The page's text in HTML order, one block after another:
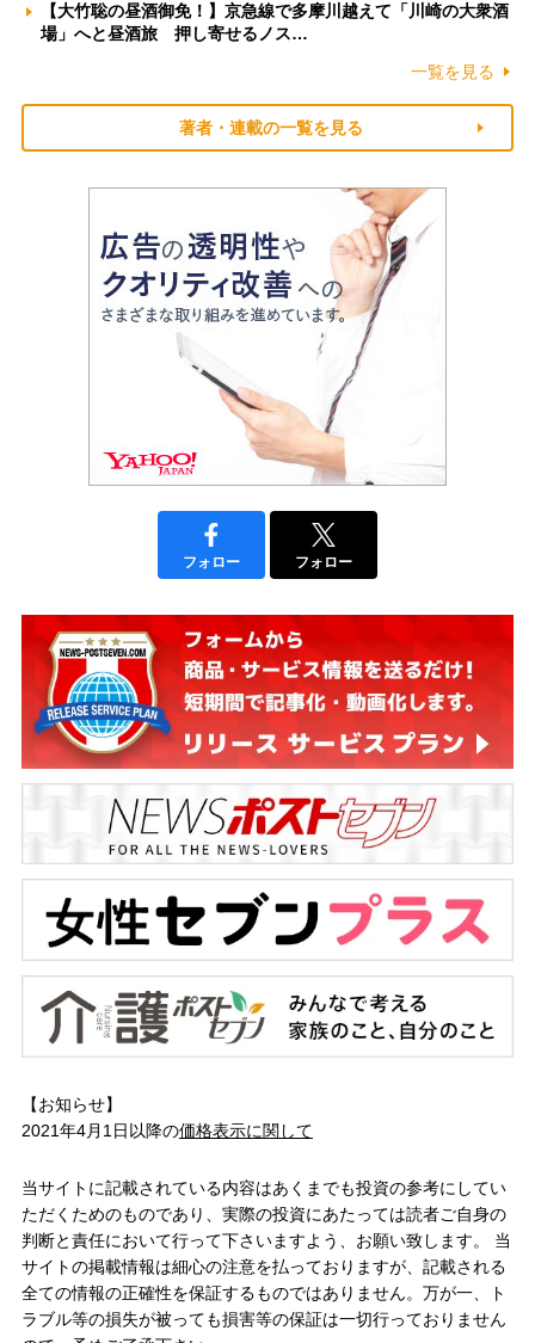
【大竹聡の昼酒御免！】京急線で多摩川越えて「川崎の大衆酒
場」へと昼酒旅 押し寄せるノス…
一覧を見る
著者・連載の一覧を見る
フォロー フォロー
【お知らせ】
2021年4月1日以降の価格表示に関して
当サイトに記載されている内容はあくまでも投資の参考にしてい
ただくためのものであり、実際の投資にあたっては読者ご自身の
判断と責任において行って下さいますよう、お願い致します。 当
サイトの掲載情報は細心の注意を払っておりますが、記載される
全ての情報の正確性を保証するものではありません。万が一、ト
ラブル等の損失が被っても損害等の保証は一切行っておりません